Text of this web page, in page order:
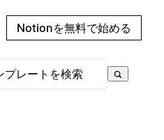
Notionを無料で始める